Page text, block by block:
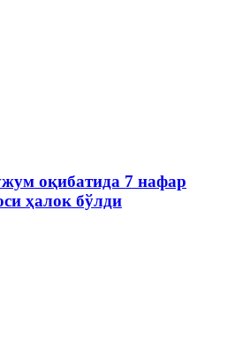
оқибатида 7 нафар
ҳалок бўлди